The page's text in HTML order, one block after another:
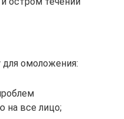
омоложения:
на все лицо;